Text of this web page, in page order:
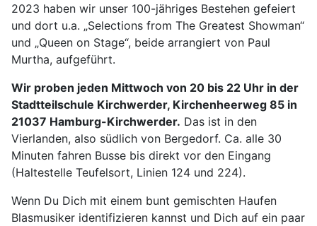
2023 haben wir unser 100-jähriges Bestehen gefeiert
und dort u.a. „Selections from The Greatest Showman“
und „Queen on Stage“, beide arrangiert von Paul
Murtha, aufgeführt.
Wir proben jeden Mittwoch von 20 bis 22 Uhr in der
Stadtteilschule Kirchwerder, Kirchenheerweg 85 in
21037 Hamburg-Kirchwerder. Das ist in den
Vierlanden, also südlich von Bergedorf. Ca. alle 30
Minuten fahren Busse bis direkt vor den Eingang
(Haltestelle Teufelsort, Linien 124 und 224).
Wenn Du Dich mit einem bunt gemischten Haufen
Blasmusiker identifizieren kannst und Dich auf ein paar